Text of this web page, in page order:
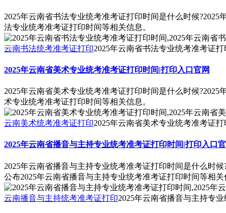
2025年云南省书法专业统考准考证打印时间是什么时候
法专业统考准考证打印时间等相关信息。
云南书法统考准考证打印2025年云南省书法专业统考准考证
2025年云南省美术专业统考准考证打印时间|打印入口官网
2025年云南省美术专业统考准考证打印时间是什么时候
术专业统考准考证打印时间等相关信息。
云南美术统考准考证打印2025年云南省美术专业统考准考证
2025年云南省播音与主持专业统考准考证打印时间|打印入口
2025年云南省播音与主持专业统考准考证打印时间是什么时
公布2025年云南省播音与主持专业统考准考证打印时间等相关
云南播音与主持统考准考证打印2025年云南省播音与主持专